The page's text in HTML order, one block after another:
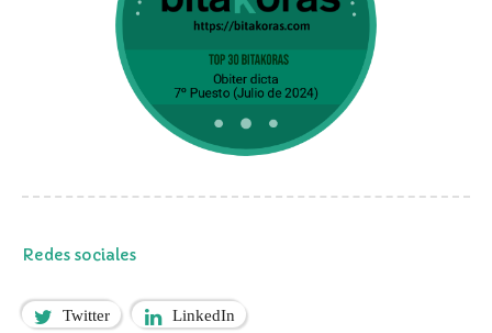
Redes sociales
Twitter LinkedIn